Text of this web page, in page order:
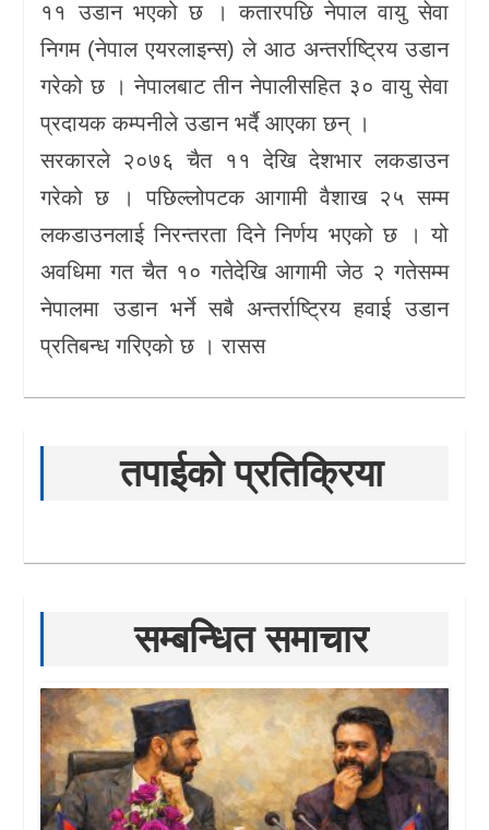
११ उडान भएको छ । कतारपछि नेपाल वायु सेवा
निगम (नेपाल एयरलाइन्स) ले आठ अन्तर्राष्ट्रिय उडान
गरेको छ । नेपालबाट तीन नेपालीसहित ३० वायु सेवा
प्रदायक कम्पनीले उडान भर्दै आएका छन् ।
सरकारले २०७६ चैत ११ देखि देशभार लकडाउन
गरेको छ । पछिल्लोपटक आगामी वैशाख २५ सम्म
लकडाउनलाई निरन्तरता दिने निर्णय भएको छ । यो
अवधिमा गत चैत १० गतेदेखि आगामी जेठ २ गतेसम्म
नेपालमा उडान भर्ने सबै अन्तर्राष्ट्रिय हवाई उडान
प्रतिबन्ध गरिएको छ । रासस
तपाईको प्रतिक्रिया
सम्बन्धित समाचार